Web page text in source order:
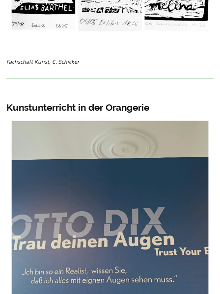
Fachschaft Kunst, C. Schicker
Kunstunterricht in der Orangerie